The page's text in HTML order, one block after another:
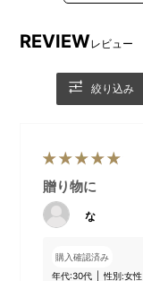
ホワイト×ネイビー
REVIEWレビュー
絞り込み
贈り物に
な
購入確認済み
年代:30代 性別:女性